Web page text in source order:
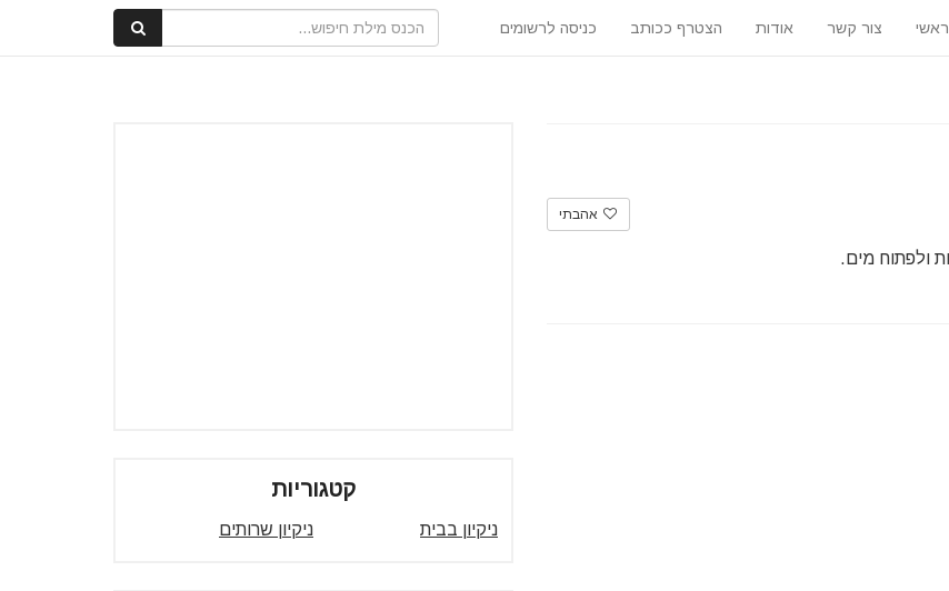
ראשי צור קשר אודות הצטרף ככותב כניסה לרשומים
אהבתי
קטגוריות
ניקיון בבית ניקיון שרותים